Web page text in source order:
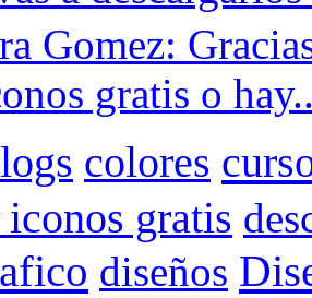
Gomez:
gratis o
colores
iconos gratis
diseños